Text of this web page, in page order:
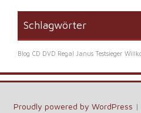
Schlagwörter
Blog CD DVD Regal Janus Testsieger
Proudly powered by WordPress |